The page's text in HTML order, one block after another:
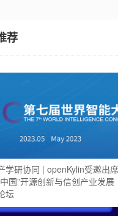
荐
学研协同 | openKylin受邀出席
国”开源创新与信创产业发展
坛